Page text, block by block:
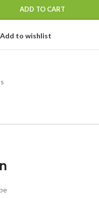
ADD TO CART
Add to wishlist